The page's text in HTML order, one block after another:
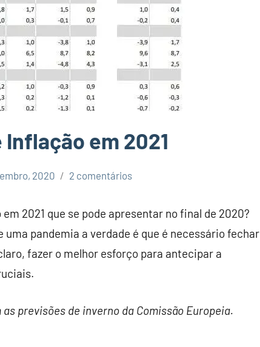
em 2021
2020 2 comentários
2021 que se pode apresentar no final de 2020?
pandemia a verdade é que é necessário fechar
fazer o melhor esforço para antecipar a
previsões de inverno da Comissão Europeia.